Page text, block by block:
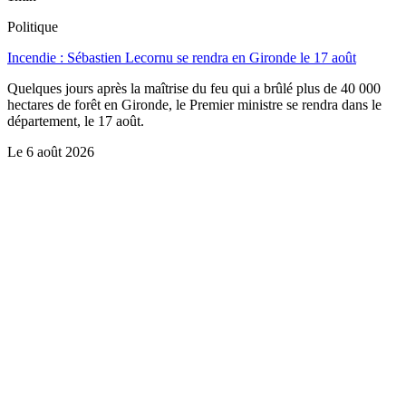
Politique
Incendie : Sébastien Lecornu se rendra en Gironde le 17 août
Quelques jours après la maîtrise du feu qui a brûlé plus de 40 000
hectares de forêt en Gironde, le Premier ministre se rendra dans le
département, le 17 août.
Le 6 août 2026